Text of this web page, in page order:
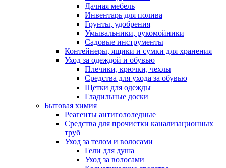
Дачная мебель
Инвентарь для полива
Грунты, удобрения
Умывальники, рукомойники
Садовые инструменты
Контейнеры, ящики и сумки для хранения
Уход за одеждой и обувью
Плечики, крючки, чехлы
Средства для ухода за обувью
Щетки для одежды
Гладильные доски
Бытовая химия
Реагенты антигололедные
Средства для прочистки канализационных
труб
Уход за телом и волосами
Гели для душа
Уход за волосами